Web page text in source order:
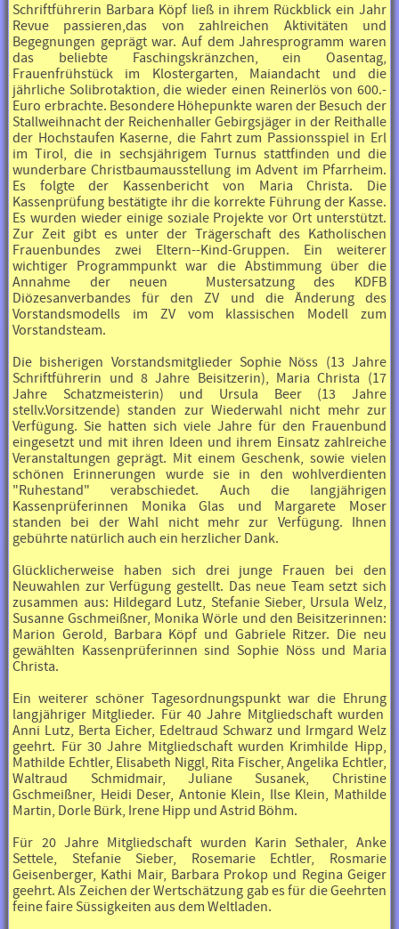
Schriftführerin Barbara Köpf ließ in ihrem Rückblick ein Jahr
Revue passieren,das von zahlreichen Aktivitäten und
Begegnungen geprägt war. Auf dem Jahresprogramm waren
das beliebte Faschingskränzchen, ein Oasentag,
Frauenfrühstück im Klostergarten, Maiandacht und die
jährliche Solibrotaktion, die wieder einen Reinerlös von 600.-
Euro erbrachte. Besondere Höhepunkte waren der Besuch der
Stallweihnacht der Reichenhaller Gebirgsjäger in der Reithalle
der Hochstaufen Kaserne, die Fahrt zum Passionsspiel in Erl
im Tirol, die in sechsjährigem Turnus stattfinden und die
wunderbare Christbaumausstellung im Advent im Pfarrheim.
Es folgte der Kassenbericht von Maria Christa. Die
Kassenprüfung bestätigte ihr die korrekte Führung der Kasse.
Es wurden wieder einige soziale Projekte vor Ort unterstützt.
Zur Zeit gibt es unter der Trägerschaft des Katholischen
Frauenbundes zwei Eltern--Kind-Gruppen. Ein weiterer
wichtiger Programmpunkt war die Abstimmung über die
Annahme der neuen Mustersatzung des KDFB
Diözesanverbandes für den ZV und die Änderung des
Vorstandsmodells im ZV vom klassischen Modell zum
Vorstandsteam.
Die bisherigen Vorstandsmitglieder Sophie Nöss (13 Jahre
Schriftführerin und 8 Jahre Beisitzerin), Maria Christa (17
Jahre Schatzmeisterin) und Ursula Beer (13 Jahre
stellv.Vorsitzende) standen zur Wiederwahl nicht mehr zur
Verfügung. Sie hatten sich viele Jahre für den Frauenbund
eingesetzt und mit ihren Ideen und ihrem Einsatz zahlreiche
Veranstaltungen geprägt. Mit einem Geschenk, sowie vielen
schönen Erinnerungen wurde sie in den wohlverdienten
"Ruhestand" verabschiedet. Auch die langjährigen
Kassenprüferinnen Monika Glas und Margarete Moser
standen bei der Wahl nicht mehr zur Verfügung. Ihnen
gebührte natürlich auch ein herzlicher Dank.
Glücklicherweise haben sich drei junge Frauen bei den
Neuwahlen zur Verfügung gestellt. Das neue Team setzt sich
zusammen aus: Hildegard Lutz, Stefanie Sieber, Ursula Welz,
Susanne Gschmeißner, Monika Wörle und den Beisitzerinnen:
Marion Gerold, Barbara Köpf und Gabriele Ritzer. Die neu
gewählten Kassenprüferinnen sind Sophie Nöss und Maria
Christa.
Ein weiterer schöner Tagesordnungspunkt war die Ehrung
langjähriger Mitglieder. Für 40 Jahre Mitgliedschaft wurden
Anni Lutz, Berta Eicher, Edeltraud Schwarz und Irmgard Welz
geehrt. Für 30 Jahre Mitgliedschaft wurden Krimhilde Hipp,
Mathilde Echtler, Elisabeth Niggl, Rita Fischer, Angelika Echtler,
Waltraud Schmidmair, Juliane Susanek, Christine
Gschmeißner, Heidi Deser, Antonie Klein, Ilse Klein, Mathilde
Martin, Dorle Bürk, Irene Hipp und Astrid Böhm.
Für 20 Jahre Mitgliedschaft wurden Karin Sethaler, Anke
Settele, Stefanie Sieber, Rosemarie Echtler, Rosmarie
Geisenberger, Kathi Mair, Barbara Prokop und Regina Geiger
geehrt. Als Zeichen der Wertschätzung gab es für die Geehrten
feine faire Süssigkeiten aus dem Weltladen.